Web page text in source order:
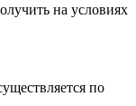
на условиях
по